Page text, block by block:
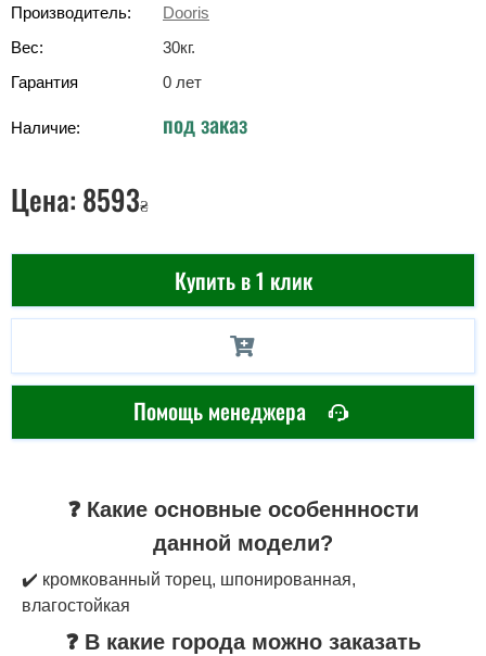
Производитель:
Dooris
Вес:
30кг.
Гарантия
0 лет
Наличие: под заказ
Цена: 8593₴
Купить в 1 клик
Помощь менеджера
❓ Какие основные особеннности
данной модели?
✔️ кромкованный торец, шпонированная,
влагостойкая
❓ В какие города можно заказать